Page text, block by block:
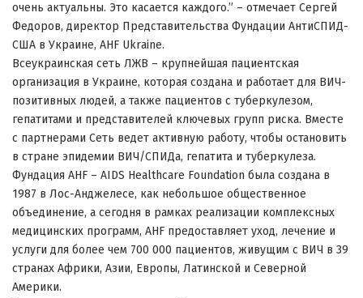
очень актуальны. Это касается каждого.” – отмечает Сергей
Федоров, директор Представительства Фундации АнтиСПИД-
США в Украине, AHF Ukraine.
Всеукраинская сеть ЛЖВ – крупнейшая пациентская
организация в Украине, которая создана и работает для ВИЧ-
позитивных людей, а также пациентов с туберкулезом,
гепатитами и представителей ключевых групп риска. Вместе
с партнерами Сеть ведет активную работу, чтобы остановить
в стране эпидемии ВИЧ/СПИДа, гепатита и туберкулеза.
Фундация AHF – AIDS Healthcare Foundation была создана в
1987 в Лос-Анджелесе, как небольшое общественное
объединение, а сегодня в рамках реализации комплексных
медицинских программ, AHF предоставляет уход, лечение и
услуги для более чем 700 000 пациентов, живущим с ВИЧ в 39
странах Африки, Азии, Европы, Латинской и Северной
Америки.